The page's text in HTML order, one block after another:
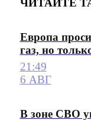
ЧИТАЙТЕ
Европа
газ, но
21:49
6 АВГ
В зоне СВО